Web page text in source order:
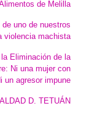
de Melilla
uno de nuestros
violencia machista
Eliminación de la
Ni una mujer con
un agresor impune
D. TETUÁN